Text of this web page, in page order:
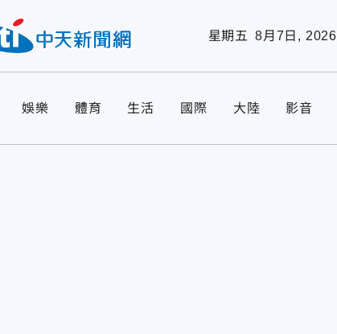
星期五 8月7日, 2026
娛樂 體育 生活 國際 大陸 影音